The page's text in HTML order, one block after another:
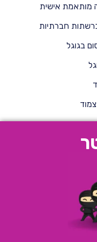
מותאמת אישית
חברתיות
בגוגל